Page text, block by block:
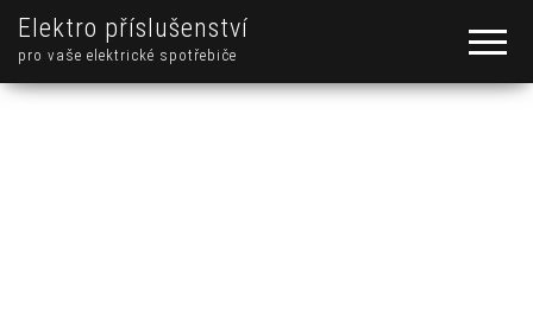
Elektro příslušenství
pro vaše elektrické spotřebiče